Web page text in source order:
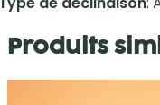
Produits